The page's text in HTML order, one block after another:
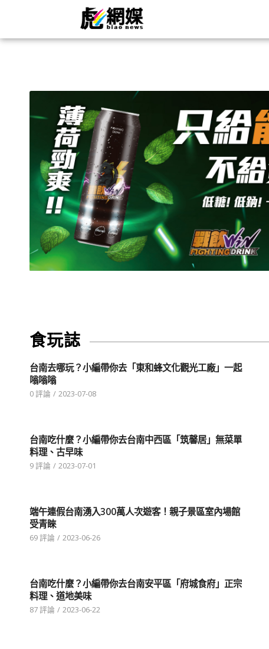
食玩誌
台南去哪玩？小編帶你去「東和蜂文化觀光工廠」一起
嗡嗡嗡
0 評論 / 2023-07-08
台南吃什麼？小編帶你去台南中西區「筑馨居」無菜單
料理、古早味
9 評論 / 2023-07-01
端午連假台南湧入300萬人次遊客！親子景區室內場館
受青睞
69 評論 / 2023-06-26
台南吃什麼？小編帶你去台南安平區「府城食府」正宗
料理、道地美味
87 評論 / 2023-06-22